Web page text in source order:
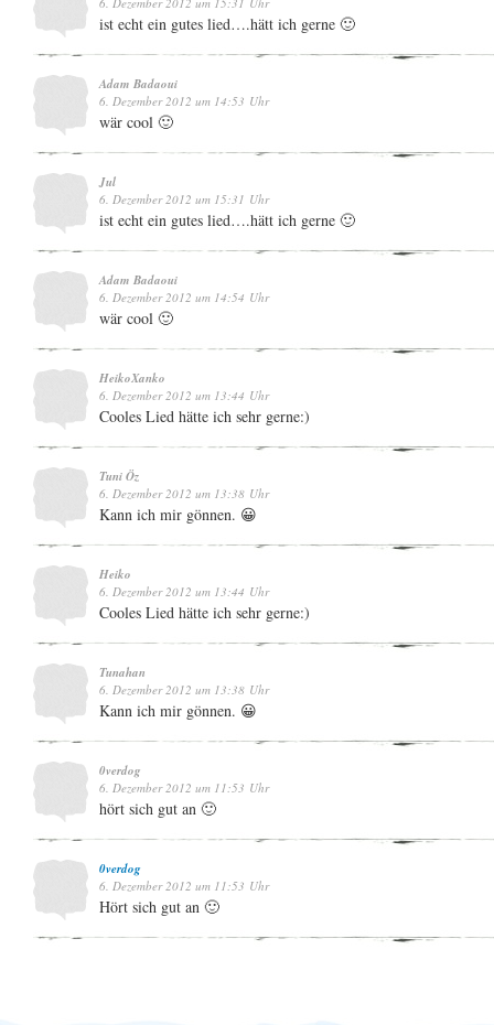
ist echt ein gutes lied….hätt ich gerne 🙂
Adam Badaoui
6. Dezember 2012 um 14:53 Uhr
wär cool 🙂
Jul
6. Dezember 2012 um 15:31 Uhr
ist echt ein gutes lied….hätt ich gerne 🙂
Adam Badaoui
6. Dezember 2012 um 14:54 Uhr
wär cool 🙂
HeikoXanko
6. Dezember 2012 um 13:44 Uhr
Cooles Lied hätte ich sehr gerne:)
Tuni Öz
6. Dezember 2012 um 13:38 Uhr
Kann ich mir gönnen. 😀
Heiko
6. Dezember 2012 um 13:44 Uhr
Cooles Lied hätte ich sehr gerne:)
Tunahan
6. Dezember 2012 um 13:38 Uhr
Kann ich mir gönnen. 😀
0verdog
6. Dezember 2012 um 11:53 Uhr
hört sich gut an 🙂
0verdog
6. Dezember 2012 um 11:53 Uhr
Hört sich gut an 🙂